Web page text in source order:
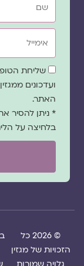
אימייל
שדהשליחת הטופס
ועדכונים
האתר.
* ניתן להסיר
בלחיצה על
© 2026 כל
הזכויות של מגזין